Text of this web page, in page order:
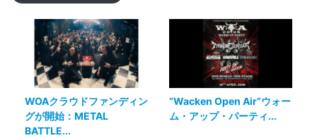
WOAクラウドファンディン
グが開始：METAL
BATTLE...
“Wacken Open Air”ウォー
ム・アップ・パーティ...